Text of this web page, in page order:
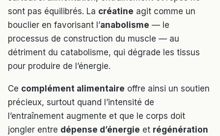
sont pas équilibrés. La créatine agit comme un
bouclier en favorisant l’anabolisme — le
processus de construction du muscle — au
détriment du catabolisme, qui dégrade les tissus
pour produire de l’énergie.
Ce complément alimentaire offre ainsi un soutien
précieux, surtout quand l’intensité de
l’entraînement augmente et que le corps doit
jongler entre dépense d’énergie et régénération